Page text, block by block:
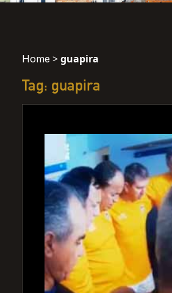
Home >guapira
Tag: guapira